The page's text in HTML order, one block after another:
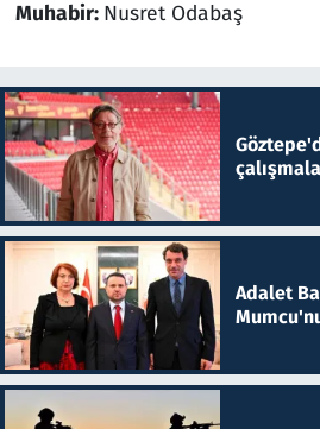
Muhabir: Nusret Odabaş
Adalet